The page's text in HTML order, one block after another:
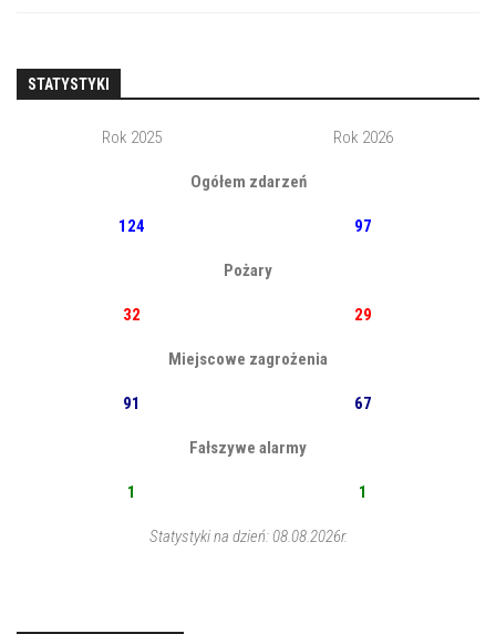
STATYSTYKI
Rok 2025 Rok 2026
Ogółem zdarzeń
124 97
Pożary
32 29
Miejscowe zagrożenia
91 67
Fałszywe alarmy
1 1
Statystyki na dzień: 08.08.2026r.